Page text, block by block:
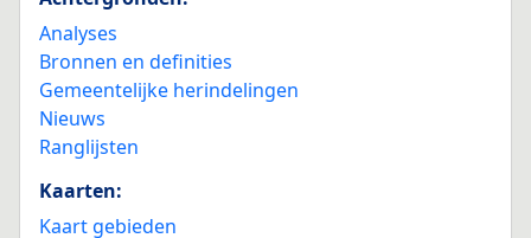
Analyses
Bronnen en definities
Gemeentelijke herindelingen
Nieuws
Ranglijsten
Kaarten:
Kaart gebieden